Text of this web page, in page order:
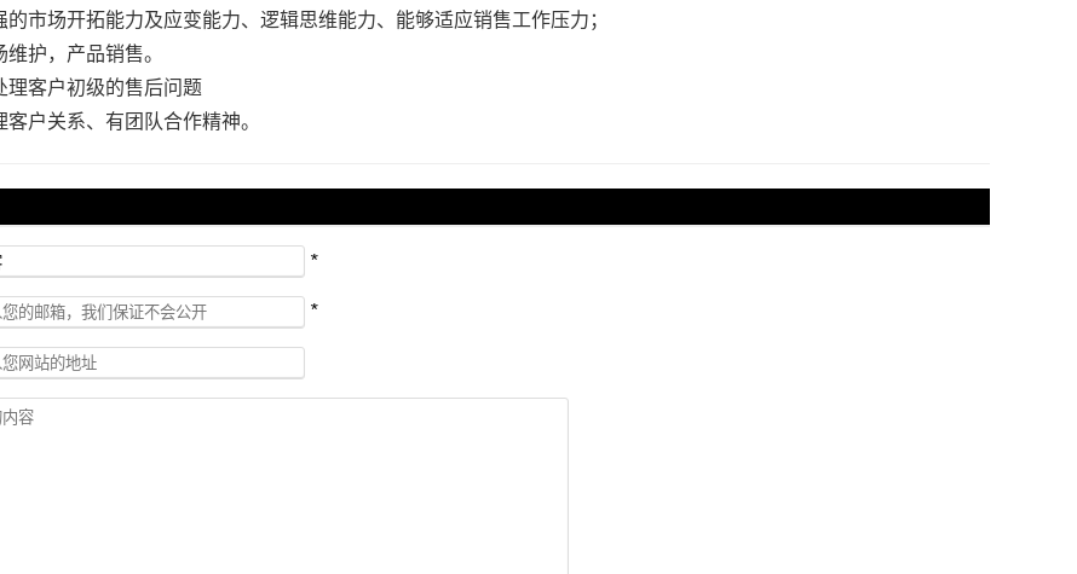
的市场开拓能力及应变能力、逻辑思维能力、能够适应销售工作压力；
护，产品销售。
理客户初级的售后问题
户关系、有团队合作精神。
*
*